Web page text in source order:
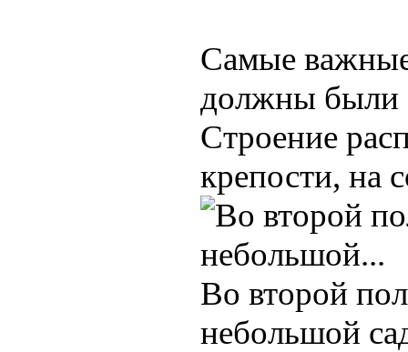
Самые
должны были
Строение
крепости, на
Во второй
небольшой